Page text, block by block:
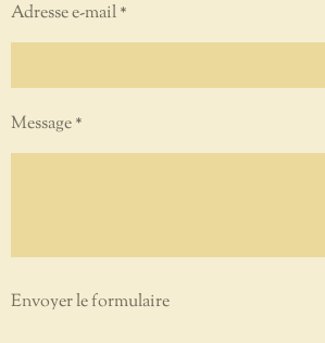
Adresse e-mail *
Message *
Envoyer le formulaire